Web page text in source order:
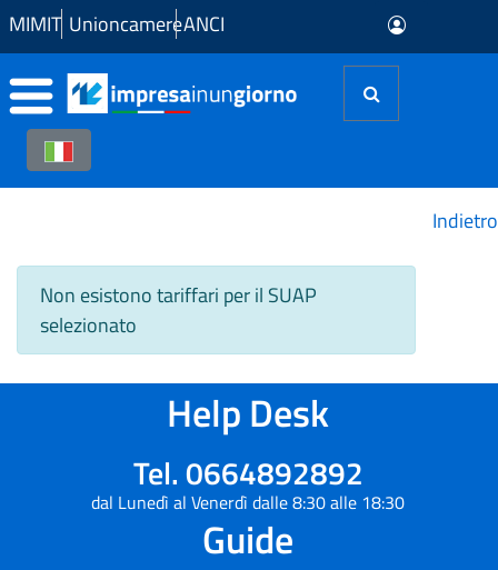
Skip to Main Content
MIMIT UnioncamereANCI
Non esistono tariffari per il SUAP
selezionato
Indietro
Help Desk
Tel. 0664892892
dal Lunedì al Venerdì dalle 8:30 alle 18:30
Guide